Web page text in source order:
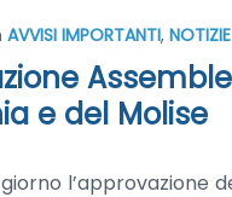
AVVISI IMPORTANTI, NOTIZIE
e del Molise
l’approvazione